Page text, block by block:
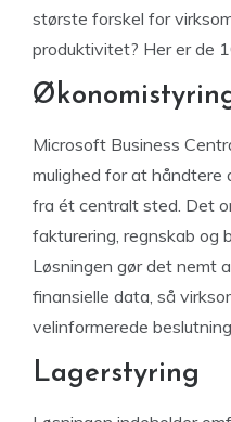
største forskel for
produktivitet? Her er de
Microsoft Business
mulighed for at håndtere
fra ét centralt sted. Det
fakturering, regnskab og
Løsningen gør det nemt
finansielle data, så
velinformerede
Lagerstyring